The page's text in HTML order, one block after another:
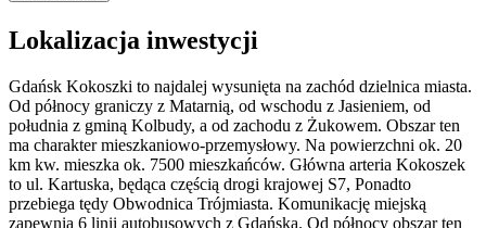
Lokalizacja inwestycji
Gdańsk Kokoszki to najdalej wysunięta na zachód dzielnica miasta.
Od północy graniczy z Matarnią, od wschodu z Jasieniem, od
południa z gminą Kolbudy, a od zachodu z Żukowem. Obszar ten
ma charakter mieszkaniowo-przemysłowy. Na powierzchni ok. 20
km kw. mieszka ok. 7500 mieszkańców. Główna arteria Kokoszek
to ul. Kartuska, będąca częścią drogi krajowej S7, Ponadto
przebiega tędy Obwodnica Trójmiasta. Komunikację miejską
zapewnia 6 linii autobusowych z Gdańska. Od północy obszar ten